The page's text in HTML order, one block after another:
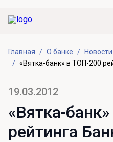
Главная О банке
Новости
«Вятка-банк» в ТОП-200
19.03.2012
«Вятка-
рейтинга